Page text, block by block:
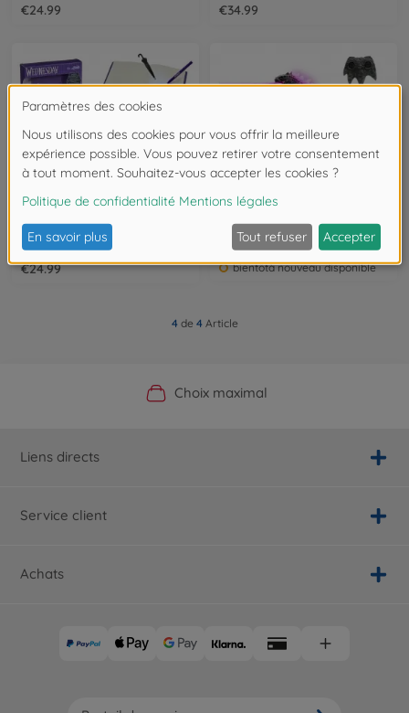
€24.99
€34.99
Wednesday Secret Diary
209452008
€24.99
RC Walking Godzilla 1:12
253256005
bientôtà nouveau disponible
4de 4Article
Boutique officielle du fabricant
Choix maximal
Service personnalisé
Livraison rapide
Liens directs
Service client
Achats